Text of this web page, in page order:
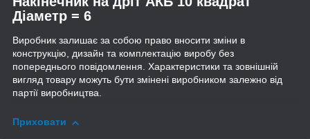
Діаметр = 6
Виробник залишає за собою право вносити зміни в
конструкцію, дизайн та комплектацію виробу без
попереднього повідомлення. Характеристики та зовнішній
вигляд товару можуть бути змінені виробником залежно від
партії виробництва.
Приховати